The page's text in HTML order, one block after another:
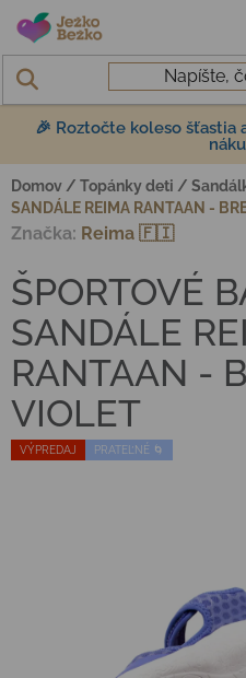
Prejsť na obsah
🎉 Roztočte koleso šťastia
Domov / Topánky deti /
SANDÁLE REIMA RANTAAN -
VÝPREDAJ PRATEĽNÉ 🌀
ŠPORTOVÉ
SANDÁLE
RANTAAN -
VIOLET
Značka: Reima 🇫🇮